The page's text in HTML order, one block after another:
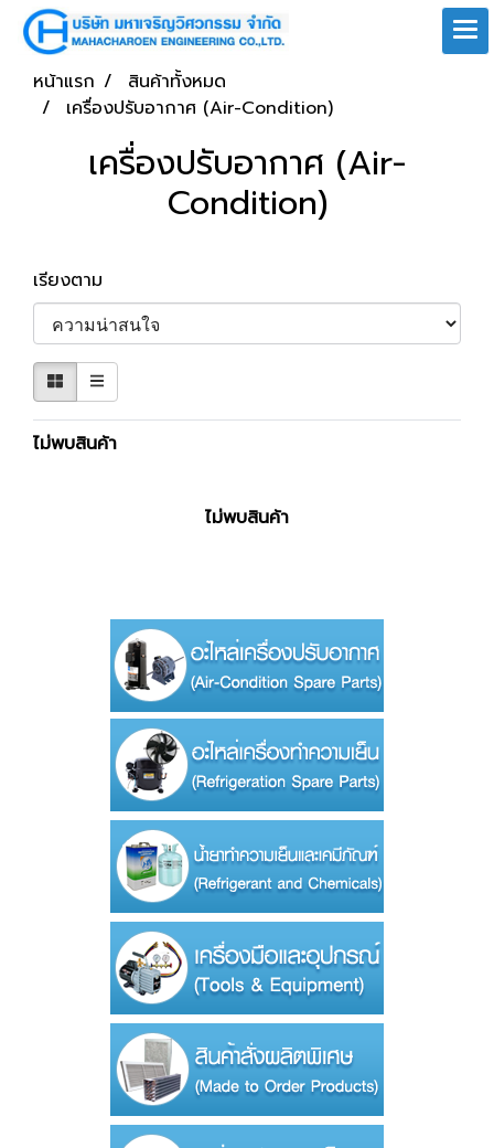
หน้าแรก
สินค้าทั้งหมด
เครื่องปรับอากาศ (Air-Condition)
เครื่องปรับอากาศ (Air-
Condition)
เรียงตาม
ไม่พบสินค้า
ไม่พบสินค้า